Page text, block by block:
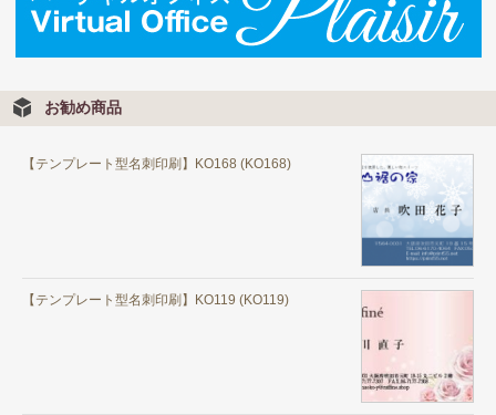
お勧め商品
【テンプレート型名刺印刷】KO168 (KO168)
【テンプレート型名刺印刷】KO119 (KO119)